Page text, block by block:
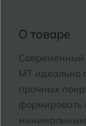
О товаре
Современный
MT идеально
прочных
формировать
минимальным
Ижевск
Казань